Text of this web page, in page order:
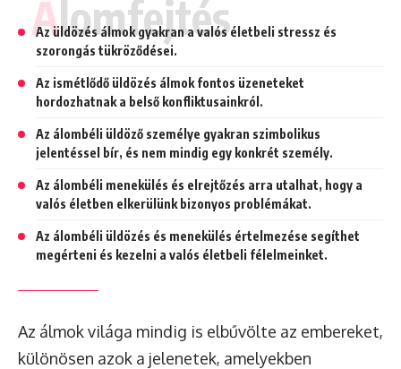
Álomfejtés
Az üldözés álmok gyakran a valós életbeli stressz és
szorongás tükröződései.
Az ismétlődő üldözés álmok fontos üzeneteket
hordozhatnak a belső konfliktusainkról.
Az álombéli üldöző személye gyakran szimbolikus
jelentéssel bír, és nem mindig egy konkrét személy.
Az álombéli menekülés és elrejtőzés arra utalhat, hogy a
valós életben elkerülünk bizonyos problémákat.
Az álombéli üldözés és menekülés értelmezése segíthet
megérteni és kezelni a valós életbeli félelmeinket.
Az álmok világa mindig is elbűvölte az embereket,
különösen azok a jelenetek, amelyekben